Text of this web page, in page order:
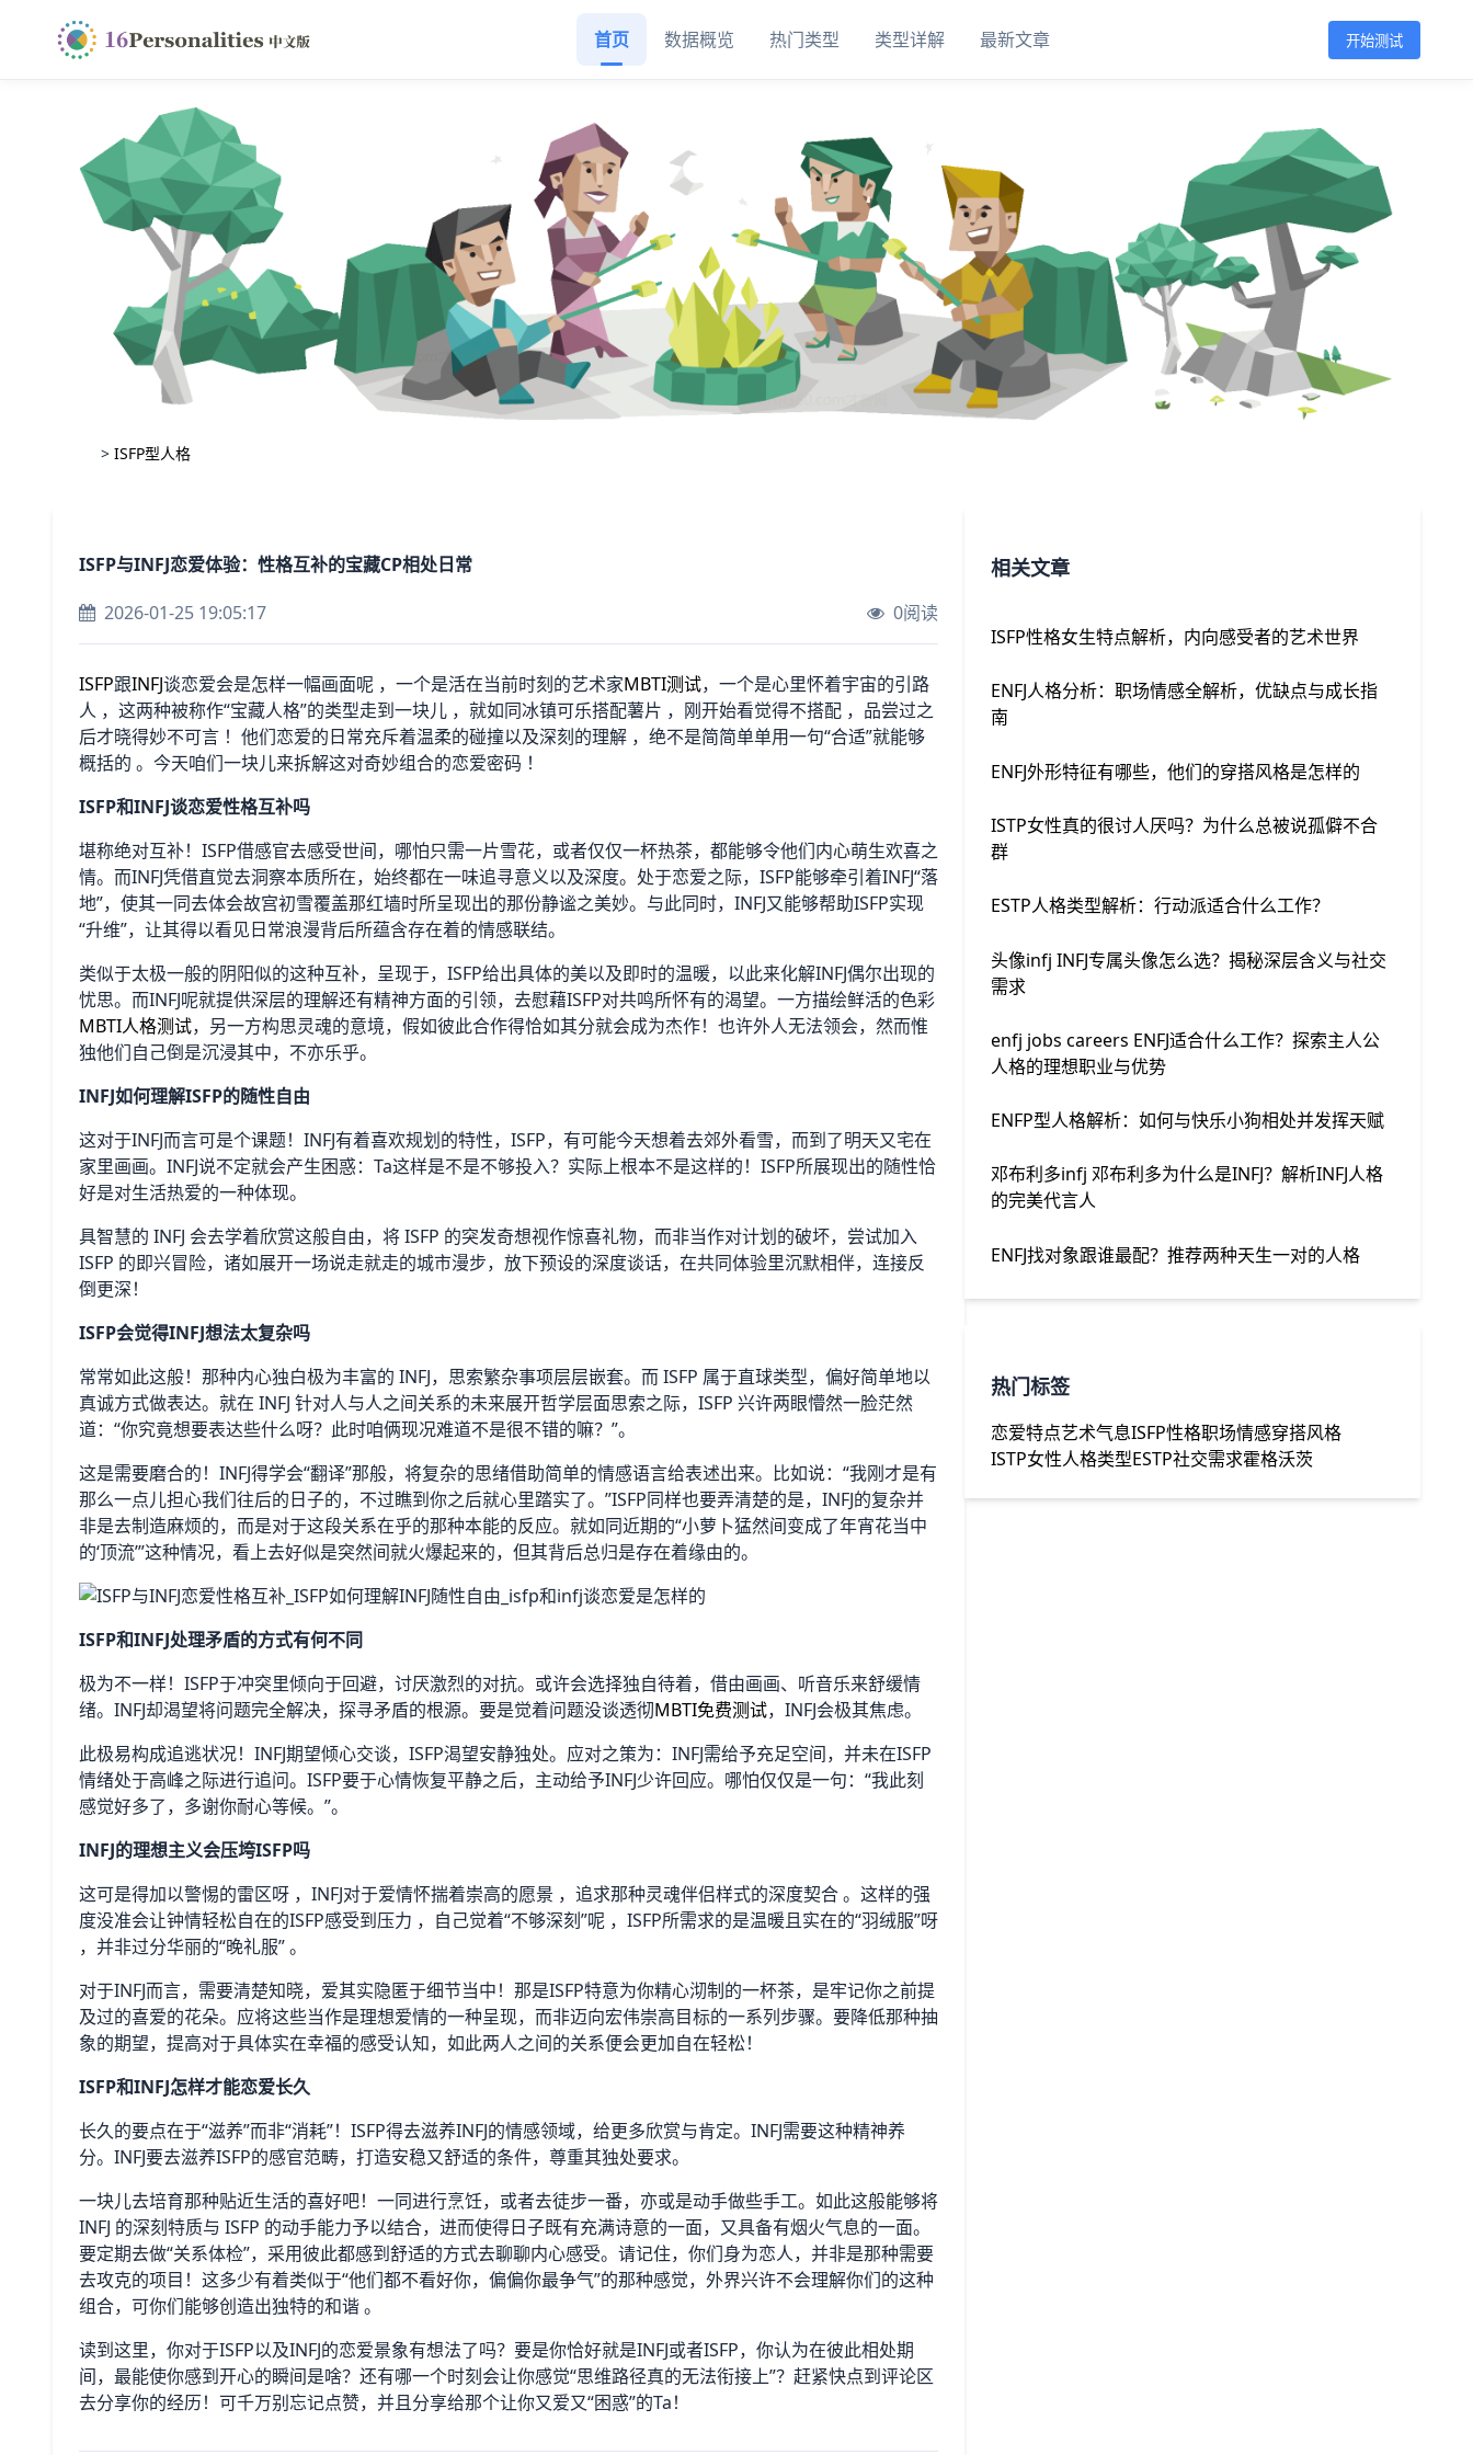
首页 数据概览 热门类型 类型详解 最新文章 开始测试
> ISFP型人格
ISFP与INFJ恋爱体验：性格互补的宝藏CP相处日常
2026-01-25 19:05:17
0阅读
ISFP跟INFJ谈恋爱会是怎样一幅画面呢 ，一个是活在当前时刻的艺术家MBTI测试，一个是心里怀着宇宙的引路
人 ，这两种被称作“宝藏人格”的类型走到一块儿 ，就如同冰镇可乐搭配薯片 ，刚开始看觉得不搭配 ，品尝过之
后才晓得妙不可言 ！他们恋爱的日常充斥着温柔的碰撞以及深刻的理解 ，绝不是简简单单用一句“合适”就能够
概括的 。今天咱们一块儿来拆解这对奇妙组合的恋爱密码 ！
ISFP和INFJ谈恋爱性格互补吗
堪称绝对互补！ISFP借感官去感受世间，哪怕只需一片雪花，或者仅仅一杯热茶，都能够令他们内心萌生欢喜之
情。而INFJ凭借直觉去洞察本质所在，始终都在一味追寻意义以及深度。处于恋爱之际，ISFP能够牵引着INFJ“落
地”，使其一同去体会故宫初雪覆盖那红墙时所呈现出的那份静谧之美妙。与此同时，INFJ又能够帮助ISFP实现
“升维”，让其得以看见日常浪漫背后所蕴含存在着的情感联结。
类似于太极一般的阴阳似的这种互补，呈现于，ISFP给出具体的美以及即时的温暖，以此来化解INFJ偶尔出现的
忧思。而INFJ呢就提供深层的理解还有精神方面的引领，去慰藉ISFP对共鸣所怀有的渴望。一方描绘鲜活的色彩
MBTI人格测试，另一方构思灵魂的意境，假如彼此合作得恰如其分就会成为杰作！也许外人无法领会，然而惟
独他们自己倒是沉浸其中，不亦乐乎。
INFJ如何理解ISFP的随性自由
这对于INFJ而言可是个课题！INFJ有着喜欢规划的特性，ISFP，有可能今天想着去郊外看雪，而到了明天又宅在
家里画画。INFJ说不定就会产生困惑：Ta这样是不是不够投入？实际上根本不是这样的！ISFP所展现出的随性恰
好是对生活热爱的一种体现。
具智慧的 INFJ 会去学着欣赏这般自由，将 ISFP 的突发奇想视作惊喜礼物，而非当作对计划的破坏，尝试加入
ISFP 的即兴冒险，诸如展开一场说走就走的城市漫步，放下预设的深度谈话，在共同体验里沉默相伴，连接反
倒更深！
ISFP会觉得INFJ想法太复杂吗
常常如此这般！那种内心独白极为丰富的 INFJ，思索繁杂事项层层嵌套。而 ISFP 属于直球类型，偏好简单地以
真诚方式做表达。就在 INFJ 针对人与人之间关系的未来展开哲学层面思索之际，ISFP 兴许两眼懵然一脸茫然
道：“你究竟想要表达些什么呀？此时咱俩现况难道不是很不错的嘛？”。
这是需要磨合的！INFJ得学会“翻译”那般，将复杂的思绪借助简单的情感语言给表述出来。比如说：“我刚才是有
那么一点儿担心我们往后的日子的，不过瞧到你之后就心里踏实了。”ISFP同样也要弄清楚的是，INFJ的复杂并
非是去制造麻烦的，而是对于这段关系在乎的那种本能的反应。就如同近期的“小萝卜猛然间变成了年宵花当中
的‘顶流’”这种情况，看上去好似是突然间就火爆起来的，但其背后总归是存在着缘由的。
ISFP和INFJ处理矛盾的方式有何不同
极为不一样！ISFP于冲突里倾向于回避，讨厌激烈的对抗。或许会选择独自待着，借由画画、听音乐来舒缓情
绪。INFJ却渴望将问题完全解决，探寻矛盾的根源。要是觉着问题没谈透彻MBTI免费测试，INFJ会极其焦虑。
此极易构成追逃状况！INFJ期望倾心交谈，ISFP渴望安静独处。应对之策为：INFJ需给予充足空间，并未在ISFP
情绪处于高峰之际进行追问。ISFP要于心情恢复平静之后，主动给予INFJ少许回应。哪怕仅仅是一句：“我此刻
感觉好多了，多谢你耐心等候。”。
INFJ的理想主义会压垮ISFP吗
这可是得加以警惕的雷区呀 ，INFJ对于爱情怀揣着崇高的愿景 ，追求那种灵魂伴侣样式的深度契合 。这样的强
度没准会让钟情轻松自在的ISFP感受到压力 ，自己觉着“不够深刻”呢 ，ISFP所需求的是温暖且实在的“羽绒服”呀
，并非过分华丽的“晚礼服” 。
对于INFJ而言，需要清楚知晓，爱其实隐匿于细节当中！那是ISFP特意为你精心沏制的一杯茶，是牢记你之前提
及过的喜爱的花朵。应将这些当作是理想爱情的一种呈现，而非迈向宏伟崇高目标的一系列步骤。要降低那种抽
象的期望，提高对于具体实在幸福的感受认知，如此两人之间的关系便会更加自在轻松！
ISFP和INFJ怎样才能恋爱长久
长久的要点在于“滋养”而非“消耗”！ISFP得去滋养INFJ的情感领域，给更多欣赏与肯定。INFJ需要这种精神养
分。INFJ要去滋养ISFP的感官范畴，打造安稳又舒适的条件，尊重其独处要求。
一块儿去培育那种贴近生活的喜好吧！一同进行烹饪，或者去徒步一番，亦或是动手做些手工。如此这般能够将
INFJ 的深刻特质与 ISFP 的动手能力予以结合，进而使得日子既有充满诗意的一面，又具备有烟火气息的一面。
要定期去做“关系体检”，采用彼此都感到舒适的方式去聊聊内心感受。请记住，你们身为恋人，并非是那种需要
去攻克的项目！这多少有着类似于“他们都不看好你，偏偏你最争气”的那种感觉，外界兴许不会理解你们的这种
组合，可你们能够创造出独特的和谐 。
读到这里，你对于ISFP以及INFJ的恋爱景象有想法了吗？要是你恰好就是INFJ或者ISFP，你认为在彼此相处期
间，最能使你感到开心的瞬间是啥？还有哪一个时刻会让你感觉“思维路径真的无法衔接上”？赶紧快点到评论区
去分享你的经历！可千万别忘记点赞，并且分享给那个让你又爱又“困惑”的Ta！
相关文章
ISFP性格女生特点解析，内向感受者的艺术世界
ENFJ人格分析：职场情感全解析，优缺点与成长指
南
ENFJ外形特征有哪些，他们的穿搭风格是怎样的
ISTP女性真的很讨人厌吗？为什么总被说孤僻不合
群
ESTP人格类型解析：行动派适合什么工作？
头像infj INFJ专属头像怎么选？揭秘深层含义与社交
需求
enfj jobs careers ENFJ适合什么工作？探索主人公
人格的理想职业与优势
ENFP型人格解析：如何与快乐小狗相处并发挥天赋
邓布利多infj 邓布利多为什么是INFJ？解析INFJ人格
的完美代言人
ENFJ找对象跟谁最配？推荐两种天生一对的人格
热门标签
恋爱特点艺术气息ISFP性格职场情感穿搭风格
ISTP女性人格类型ESTP社交需求霍格沃茨